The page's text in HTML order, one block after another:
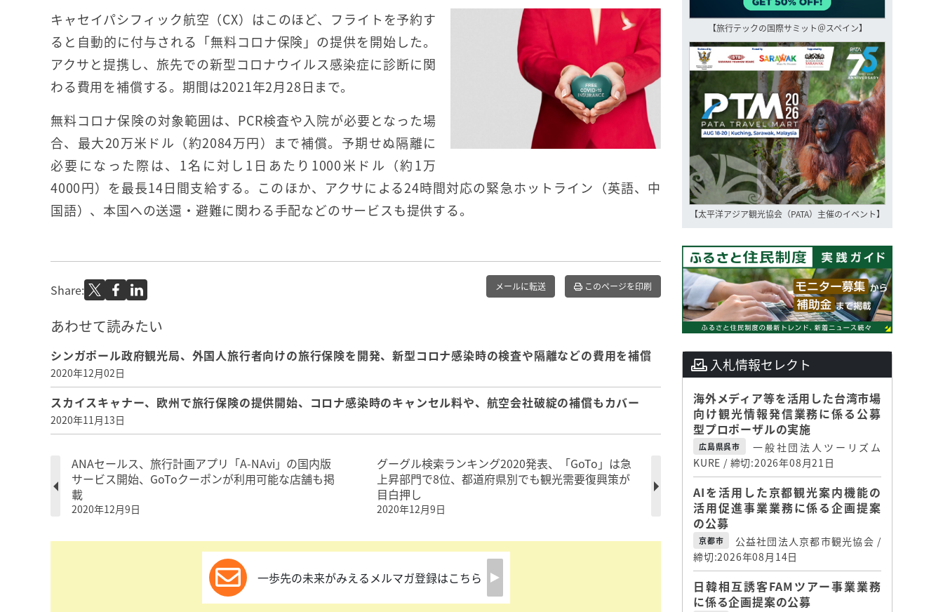
キャセイパシフィック航空（CX）はこのほど、フライトを予約す
ると自動的に付与される「無料コロナ保険」の提供を開始した。
アクサと提携し、旅先での新型コロナウイルス感染症に診断に関
わる費用を補償する。期間は2021年2月28日まで。
無料コロナ保険の対象範囲は、PCR検査や入院が必要となった場
合、最大20万米ドル（約2084万円）まで補償。予期せぬ隔離に
必要になった際は、1名に対し1日あたり1000米ドル（約1万
4000円）を最長14日間支給する。このほか、アクサによる24時間対応の緊急ホットライン（英語、中
国語）、本国への送還・避難に関わる手配などのサービスも提供する。
Share: メールに転送 このページを印刷
あわせて読みたい
シンガポール政府観光局、外国人旅行者向けの旅行保険を開発、新型コロナ感染時の検査や隔離などの費用を補償
2020年12月02日
スカイスキャナー、欧州で旅行保険の提供開始、コロナ感染時のキャンセル料や、航空会社破綻の補償もカバー
2020年11月13日
ANAセールス、旅行計画アプリ「A-NAvi」の国内版
サービス開始、GoToクーポンが利用可能な店舗も掲
載
2020年12月9日
グーグル検索ランキング2020発表、「GoTo」は急
上昇部門で8位、都道府県別でも観光需要復興策が
目白押し
2020年12月9日
一歩先の未来がみえるメルマガ登録はこちら
【旅行テックの国際サミット＠スペイン】
【太平洋アジア観光協会（PATA）主催のイベント】
入札情報セレクト
海外メディア等を活用した台湾市場
向け観光情報発信業務に係る公募
型プロポーザルの実施
広島県呉市
一般社団法人ツーリズム
KURE / 締切:2026年08月21日
AIを活用した京都観光案内機能の
活用促進事業業務に係る企画提案
の公募
京都市
公益社団法人京都市観光協会 /
締切:2026年08月14日
日韓相互誘客FAMツアー事業業務
に係る企画提案の公募